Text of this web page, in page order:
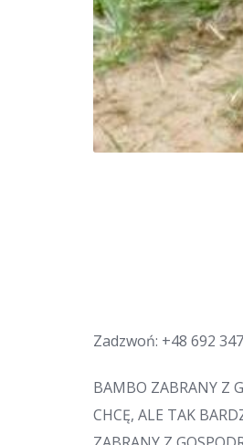
Zadzwoń: +48 692
BAMBO ZABRANY Z
CHCĘ, ALE TAK